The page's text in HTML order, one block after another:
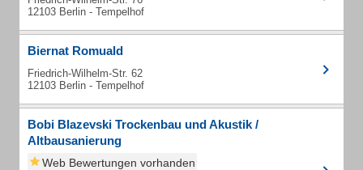
12103 Berlin - Tempelhof
Biernat Romuald
Friedrich-Wilhelm-Str. 62
12103 Berlin - Tempelhof
Bobi Blazevski Trockenbau und Akustik /
Altbausanierung
Web Bewertungen vorhanden